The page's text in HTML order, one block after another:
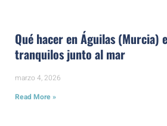
Qué hacer en Águilas (Murcia)
tranquilos junto al mar
marzo 4, 2026
Read More »